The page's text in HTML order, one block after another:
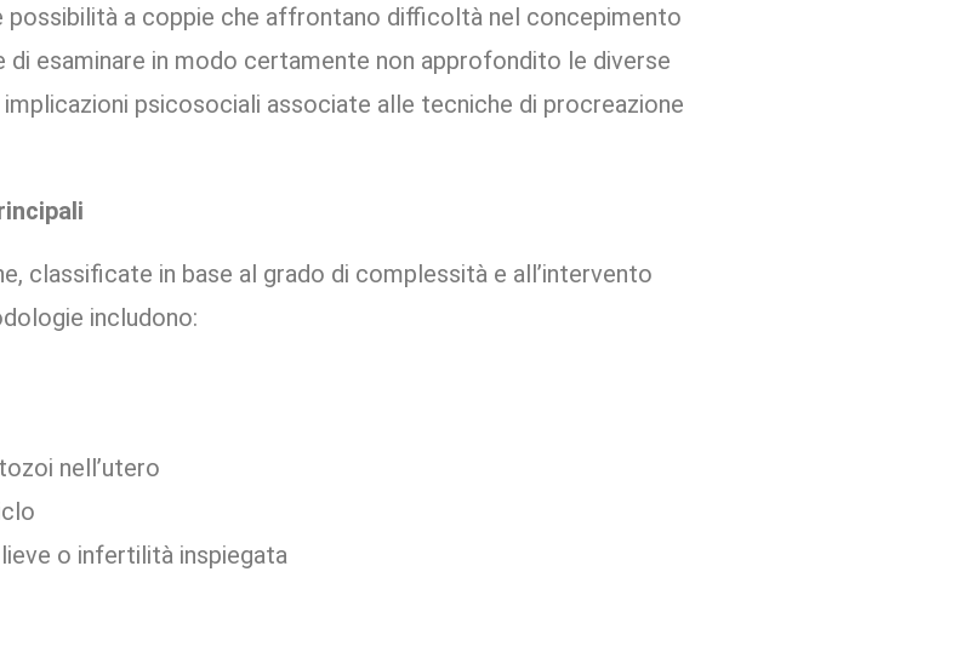
possibilità a coppie che affrontano difficoltà nel concepimento
esaminare in modo certamente non approfondito le diverse
psicosociali associate alle tecniche di procreazione
classificate in base al grado di complessità e all’intervento
includono:
nell’utero
o infertilità inspiegata